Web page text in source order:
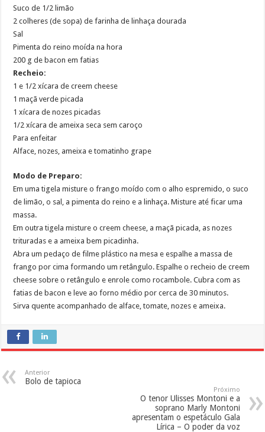
Suco de 1/2 limão
2 colheres (de sopa) de farinha de linhaça dourada
Sal
Pimenta do reino moída na hora
200 g de bacon em fatias
Recheio:
1 e 1/2 xícara de creem cheese
1 maçã verde picada
1 xícara de nozes picadas
1/2 xícara de ameixa seca sem caroço
Para enfeitar
Alface, nozes, ameixa e tomatinho grape
Modo de Preparo:
Em uma tigela misture o frango moído com o alho espremido, o suco
de limão, o sal, a pimenta do reino e a linhaça. Misture até ficar uma
massa.
Em outra tigela misture o creem cheese, a maçã picada, as nozes
trituradas e a ameixa bem picadinha.
Abra um pedaço de filme plástico na mesa e espalhe a massa de
frango por cima formando um retângulo. Espalhe o recheio de creem
cheese sobre o retângulo e enrole como rocambole. Cubra com as
fatias de bacon e leve ao forno médio por cerca de 30 minutos.
Sirva quente acompanhado de alface, tomate, nozes e ameixa.
Anterior
Bolo de tapioca
Próximo
O tenor Ulisses Montoni e a
soprano Marly Montoni
apresentam o espetáculo Gala
Lírica – O poder da voz